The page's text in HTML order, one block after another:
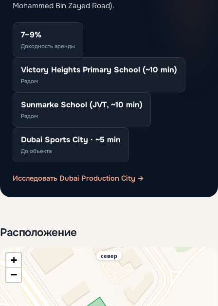
Mohammed Bin Zayed Road).
7–9%
Доходность аренды
Victory Heights Primary School (~10 min)
Рядом
Sunmarke School (JVT, ~10 min)
Рядом
Dubai Sports City · ~5 min
До объекта
Исследовать Dubai Production City →
Расположение
+
−
север